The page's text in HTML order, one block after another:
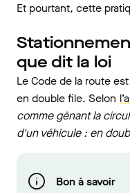
Et pourtant, cette
que dit la loi
Le Code de la route
en double file. Selon
comme gênant la
d'un véhicule : en
Bon à savoir